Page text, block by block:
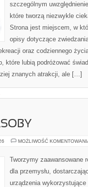
szczególnym
które tworzą niezwykle
Strona jest miejscem, w
opisy dotyczące
oraz codziennego
które lubią podróżować
znanych atrakcji, ale […]
MOŻLIWOŚĆ
Tworzymy zaawansowane
dla przemysłu,
urządzenia wykorzystujące